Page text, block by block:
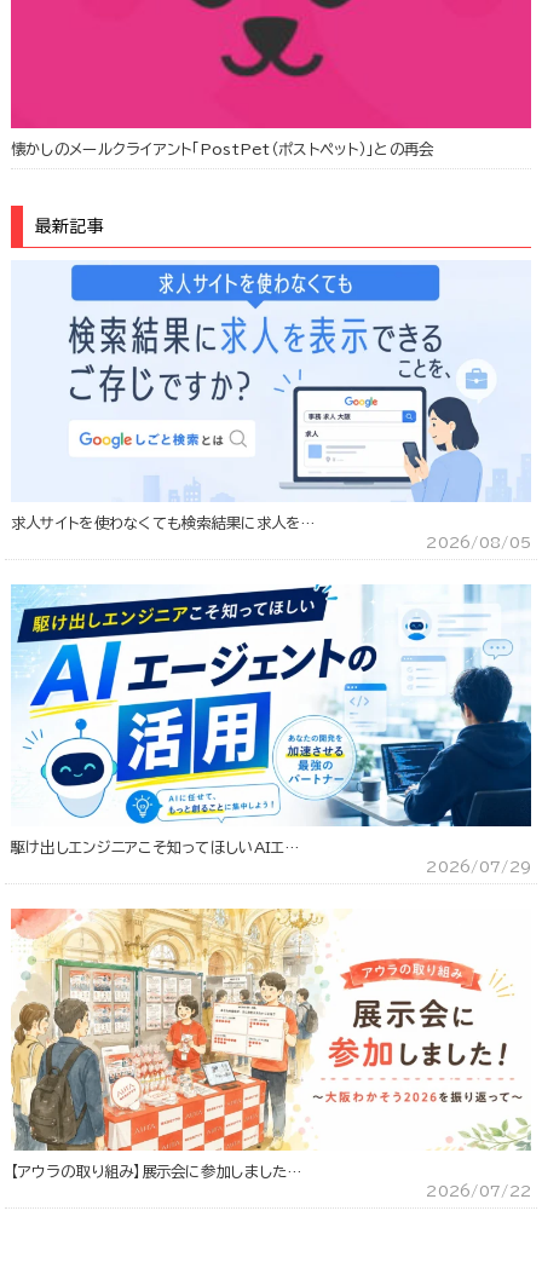
懐かしのメールクライアント「PostPet（ポストペット）」との再会
最新記事
求人サイトを使わなくても検索結果に求人を…
2026/08/05
駆け出しエンジニアこそ知ってほしいAIエ…
2026/07/29
【アウラの取り組み】展示会に参加しました…
2026/07/22